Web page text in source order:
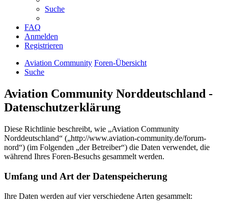
Suche
FAQ
Anmelden
Registrieren
Aviation Community Foren-Übersicht
Suche
Aviation Community Norddeutschland -
Datenschutzerklärung
Diese Richtlinie beschreibt, wie „Aviation Community
Norddeutschland“ („http://www.aviation-community.de/forum-
nord“) (im Folgenden „der Betreiber“) die Daten verwendet, die
während Ihres Foren-Besuchs gesammelt werden.
Umfang und Art der Datenspeicherung
Ihre Daten werden auf vier verschiedene Arten gesammelt: